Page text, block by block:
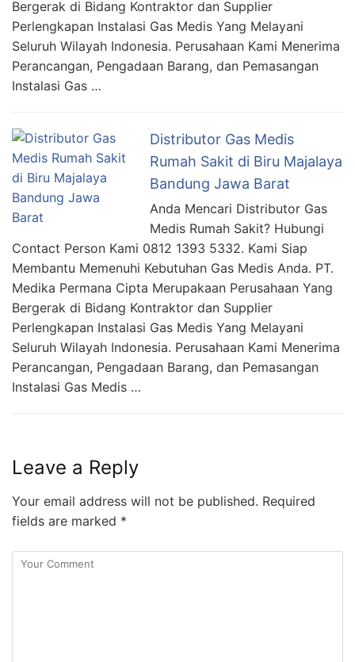
Bergerak di Bidang Kontraktor dan Supplier
Perlengkapan Instalasi Gas Medis Yang Melayani
Seluruh Wilayah Indonesia. Perusahaan Kami Menerima
Perancangan, Pengadaan Barang, dan Pemasangan
Instalasi Gas …
Distributor Gas Medis
Rumah Sakit di Biru Majalaya
Bandung Jawa Barat
Anda Mencari Distributor Gas
Medis Rumah Sakit? Hubungi
Contact Person Kami 0812 1393 5332. Kami Siap
Membantu Memenuhi Kebutuhan Gas Medis Anda. PT.
Medika Permana Cipta Merupakaan Perusahaan Yang
Bergerak di Bidang Kontraktor dan Supplier
Perlengkapan Instalasi Gas Medis Yang Melayani
Seluruh Wilayah Indonesia. Perusahaan Kami Menerima
Perancangan, Pengadaan Barang, dan Pemasangan
Instalasi Gas Medis …
Leave a Reply
Your email address will not be published. Required
fields are marked *